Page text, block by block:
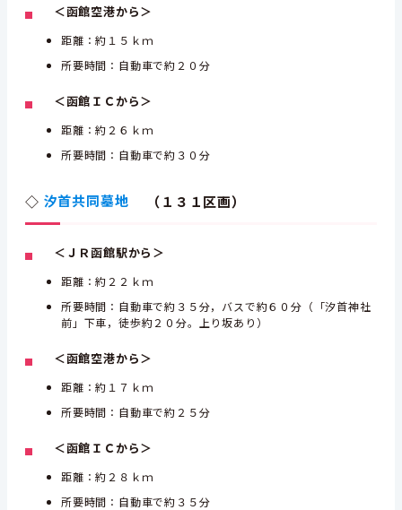
＜函館空港から＞
距離：約１５ｋｍ
所要時間：自動車で約２０分
＜函館ＩＣから＞
距離：約２６ｋｍ
所要時間：自動車で約３０分
◇ 汐首共同墓地 （１３１区画）
＜ＪＲ函館駅から＞
距離：約２２ｋｍ
所要時間：自動車で約３５分，バスで約６０分（「汐首神社
前」下車，徒歩約２０分。上り坂あり）
＜函館空港から＞
距離：約１７ｋｍ
所要時間：自動車で約２５分
＜函館ＩＣから＞
距離：約２８ｋｍ
所要時間：自動車で約３５分